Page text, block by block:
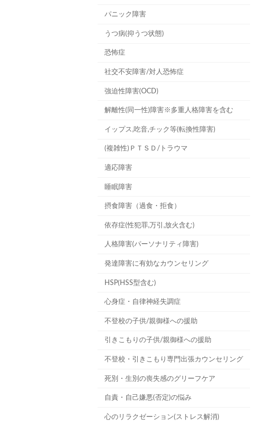
パニック障害
うつ病(抑うつ状態)
恐怖症
社交不安障害/対人恐怖症
強迫性障害(OCD)
解離性(同一性)障害※多重人格障害を含む
イップス,吃音,チック等(転換性障害)
(複雑性)ＰＴＳＤ/トラウマ
適応障害
睡眠障害
摂食障害（過食・拒食）
依存症(性犯罪,万引,放火含む)
人格障害(パーソナリティ障害)
発達障害に有効なカウンセリング
HSP(HSS型含む)
心身症・自律神経失調症
不登校の子供/親御様への援助
引きこもりの子供/親御様への援助
不登校・引きこもり専門出張カウンセリング
死別・生別の喪失感のグリーフケア
自責・自己嫌悪(否定)の悩み
心のリラクゼーション(ストレス解消)